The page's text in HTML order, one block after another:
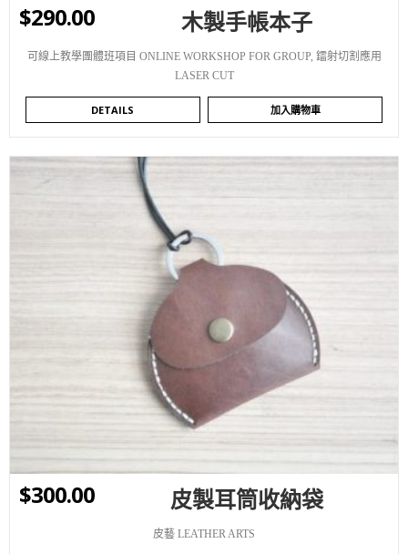
$290.00 木製手帳本子
可線上教學團體班項目 ONLINE WORKSHOP FOR GROUP, 鐳射切割應用
LASER CUT
DETAILS 加入購物車
WISHLIST
$300.00 皮製耳筒收納袋
皮藝 LEATHER ARTS